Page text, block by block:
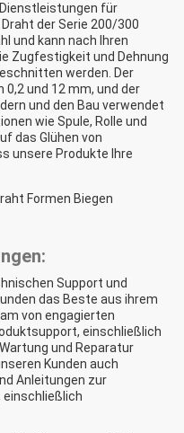
für
der Serie 200/300
und kann nach Ihren
Zugfestigkeit und Dehnung
werden. Der
und 12 mm, und der
und den Bau verwendet
wie Spule, Rolle und
das Glühen von
unsere Produkte Ihre
Support und
das Beste aus ihrem
von engagierten
einschließlich
und Reparatur
Kunden auch
Anleitungen zur
einschließlich